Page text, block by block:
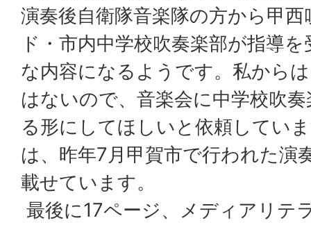
演奏後自衛隊音楽隊の方から甲
ド・市内中学校吹奏楽部が指導
な内容になるようです。私から
はないので、音楽会に中学校吹
る形にしてほしいと依頼してい
は、昨年7月甲賀市で行われた演
載せています。
最後に17ページ、メディアリテ